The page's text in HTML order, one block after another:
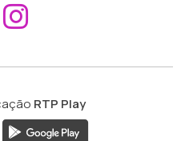
Aceder ao
RTP Play